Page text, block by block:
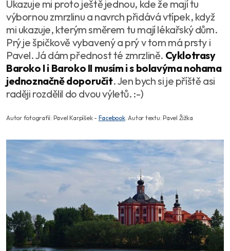
Ukazuje mi proto ještě jednou, kde že mají tu
výbornou zmrzlinu a navrch přidává vtípek, když
mi ukazuje, kterým směrem tu mají lékařský dům.
Prý je špičkově vybavený a prý v tom má prsty i
Pavel. Já dám přednost té zmrzlině. Cyklotrasy
Baroko I i Baroko II musím i s bolavýma nohama
jednoznačně doporučit. Jen bych si je příště asi
raději rozdělil do dvou výletů. :-)
Autor fotografií: Pavel Karpíšek - Facebook. Autor textu: Pavel Žižka